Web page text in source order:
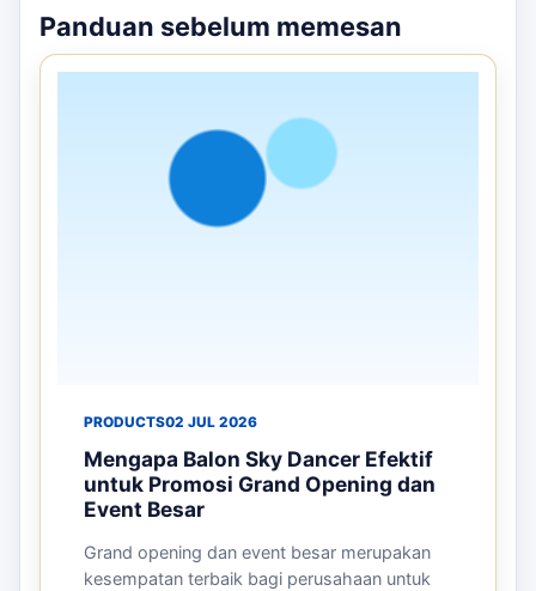
Panduan sebelum memesan
PRODUCTS02 JUL 2026
Mengapa Balon Sky Dancer Efektif
untuk Promosi Grand Opening dan
Event Besar
Grand opening dan event besar merupakan
kesempatan terbaik bagi perusahaan untuk